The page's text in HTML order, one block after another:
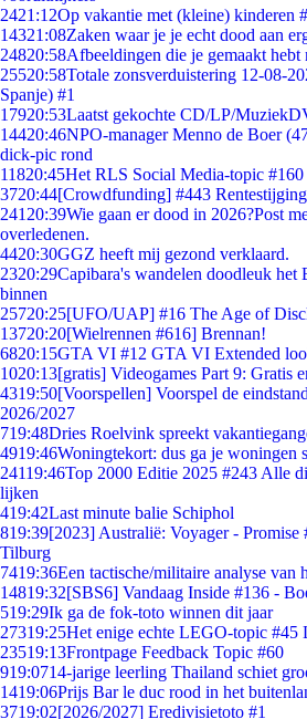
2421:12Op vakantie met (kleine) kinderen
14321:08Zaken waar je je echt dood aan
24820:58Afbeeldingen die je gemaakt hebt
25520:58Totale zonsverduistering 12-08-
Spanje) #1
17920:53Laatst gekochte CD/LP/
14420:46NPO-manager Menno de Boer
dick-pic rond
11820:45Het RLS Social Media-topic
3720:44[Crowdfunding] #443
241 20:39Wie gaan er dood in 2026?Post
overledenen.
4420:30GGZ heeft mij gezond verklaard.
2320:29Capibara's wandelen doodleuk het
binnen
25720:25[UFO/UAP] #16 The Age of
13720:20[Wielrennen #616] Brennan!
6820:15GTA VI #12 GTA VI Extended
1020:13[gratis] Videogames Part 9: Gratis
4319:50[Voorspellen] Voorspel de
2026/2027
719:48Dries Roelvink spreekt
4919:46Woningtekort: dus ga je woningen
24119:46Top 2000 Editie 2025 #243 Alle
lijken
419:42Last minute balie Schiphol
819:39[2023] Australië: Voyager - Promise
Tilburg
7419:36Een tactische/militaire analyse van
14819:32[SBS6] Vandaag Inside #136 -
519:29Ik ga de fok-toto winnen dit jaar
27319:25Het enige echte LEGO-topic
23519:13Frontpage Feedback Topic #60
919:0714-jarige leerling Thailand schiet
1419:06Prijs Bar le duc rood in het
3719:02[2026/2027] Eredivisietoto #1